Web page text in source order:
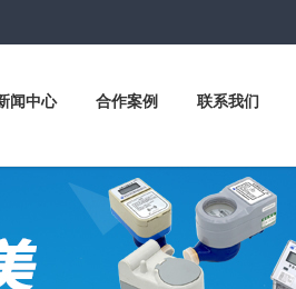
闻中心 合作案例 联系我们